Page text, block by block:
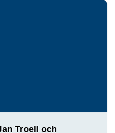
Troell och